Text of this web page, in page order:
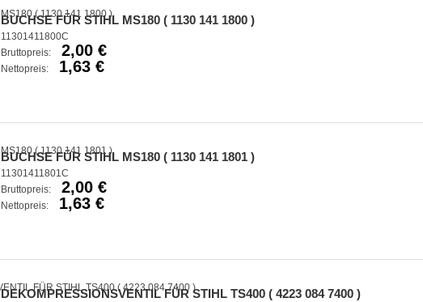
BUCHSE FÜR STIHL MS180 ( 1130 141 1800 )
11301411800C
Bruttopreis:
2,00 €
Nettopreis: 1,63 €
BUCHSE FÜR STIHL MS180 ( 1130 141 1801 )
11301411801C
Bruttopreis:
2,00 €
Nettopreis: 1,63 €
DEKOMPRESSIONSVENTIL FÜR STIHL TS400 ( 4223 084 7400 )